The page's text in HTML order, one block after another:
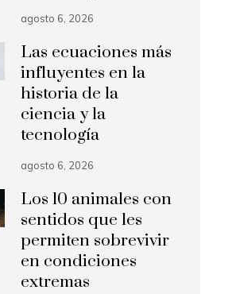
agosto 6, 2026
Las ecuaciones más
influyentes en la
historia de la
ciencia y la
tecnología
agosto 6, 2026
Los 10 animales con
sentidos que les
permiten sobrevivir
en condiciones
extremas